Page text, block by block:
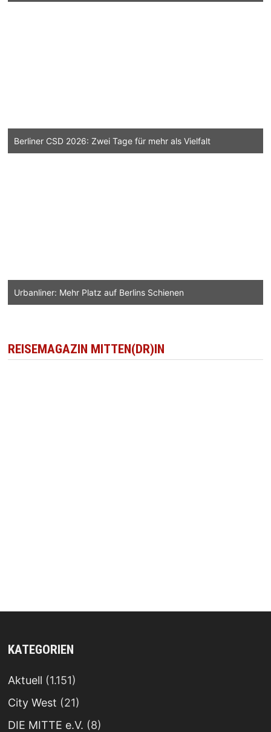
Berliner CSD 2026: Zwei Tage für mehr als Vielfalt
Urbanliner: Mehr Platz auf Berlins Schienen
REISEMAGAZIN MITTEN(DR)IN
KATEGORIEN
Aktuell (1.151)
City West (21)
DIE MITTE e.V. (8)